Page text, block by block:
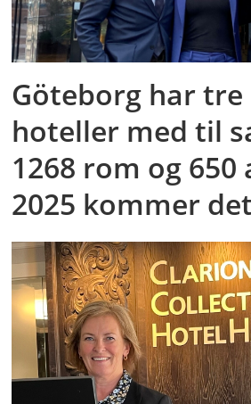
Göteborg har tre
hoteller med til
1268 rom og 650
2025 kommer